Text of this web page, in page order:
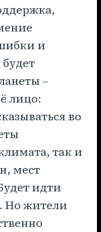
и
–
лицо:
во
так и
мест
идти
Но жители